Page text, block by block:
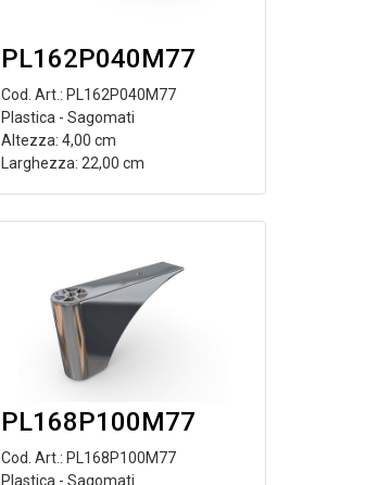
PL162P040M77
Cod. Art.: PL162P040M77
Plastica - Sagomati
Altezza: 4,00 cm
Larghezza: 22,00 cm
PL168P100M77
Cod. Art.: PL168P100M77
Plastica - Sagomati